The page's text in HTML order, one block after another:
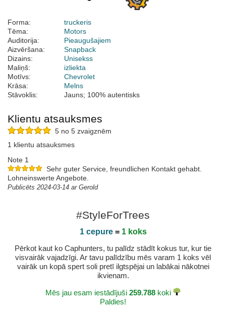
Forma:
truckeris
Tēma:
Motors
Auditorija:
Pieaugušajiem
Aizvēršana:
Snapback
Dizains:
Unisekss
Maliņš:
izliekta
Motīvs:
Chevrolet
Krāsa:
Melns
Stāvoklis:
Jauns; 100% autentisks
Klientu atsauksmes
5 no 5 zvaigznēm
1 klientu atsauksmes
Note 1
Sehr guter Service, freundlichen Kontakt gehabt.
Lohneinswerte Angebote.
Publicēts 2024-03-14 ar Gerold
#StyleForTrees
1 cepure= 1 koks
Pērkot kaut ko Caphunters, tu palīdz stādīt kokus tur, kur tie
visvairāk vajadzīgi. Ar tavu palīdzību mēs varam 1 koks vēl
vairāk un kopā spert soli pretī ilgtspējai un labākai nākotnei
ikvienam.
Mēs jau esam iestādījuši 259.788 koki
Paldies!